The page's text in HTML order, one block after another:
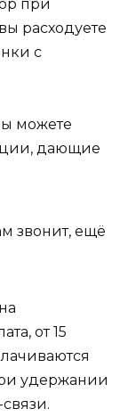
при
расходуете
с
можете
дающие
звонит, ещё
от 15
удержании